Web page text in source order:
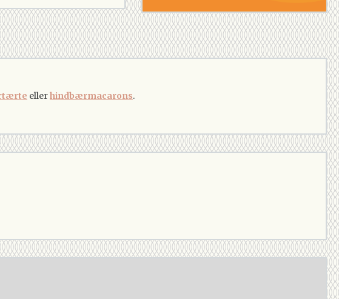
ellerhindbærmacarons.